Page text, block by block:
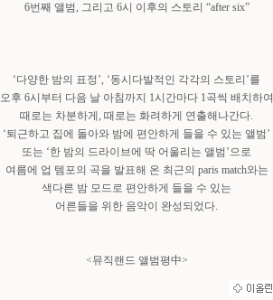
6번째 앨범, 그리고 6시 이후의 스토리 “after six”
‘다양한 밤의 표정’, ‘동시다발적인 각각의 스토리’를
오후 6시부터 다음 날 아침까지 1시간마다 1곡씩 배치하여
때로는 차분하게, 때로는 화려하게 연출해나간다.
‘퇴근하고 집에 돌아와 밤에 편안하게 들을 수 있는 앨범’
또는 ‘한 밤의 드라이브에 딱 어울리는 앨범’으로
여름에 업 템포의 곡을 발표해 온 최근의 paris match와는
색다른 밤 모드로 편안하게 들을 수 있는
어른들을 위한 음악이 완성되었다.
<뮤직랜드 앨범평中>